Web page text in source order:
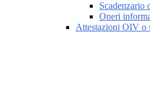
Scadenzario
Oneri
Attestazioni OIV o